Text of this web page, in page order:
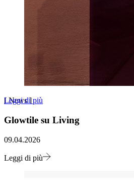
Leggi di più
[News]
Glowtile su Living
09.04.2026
Leggi di più